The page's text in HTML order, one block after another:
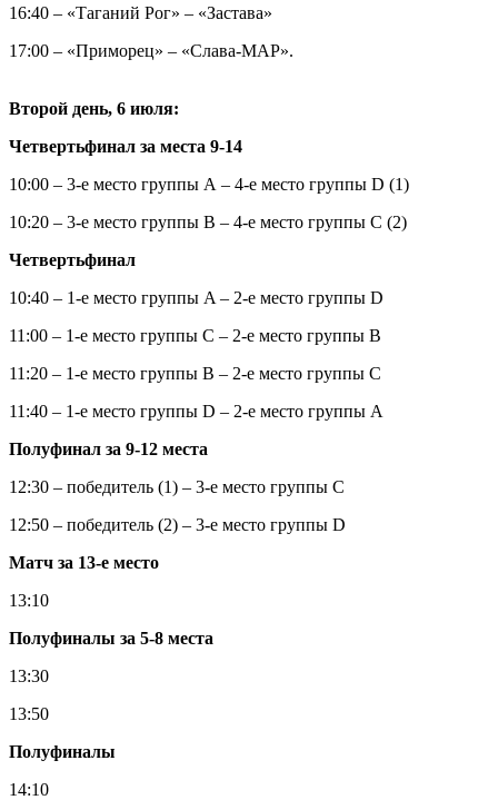
16:40 – «Таганий Рог» – «Застава»
17:00 – «Приморец» – «Слава-МАР».
Второй день, 6 июля:
Четвертьфинал за места 9-14
10:00 – 3-е место группы А – 4-е место группы D (1)
10:20 – 3-е место группы B – 4-е место группы C (2)
Четвертьфинал
10:40 – 1-е место группы A – 2-е место группы D
11:00 – 1-е место группы C – 2-е место группы B
11:20 – 1-е место группы B – 2-е место группы C
11:40 – 1-е место группы D – 2-е место группы A
Полуфинал за 9-12 места
12:30 – победитель (1) – 3-е место группы C
12:50 – победитель (2) – 3-е место группы D
Матч за 13-е место
13:10
Полуфиналы за 5-8 места
13:30
13:50
Полуфиналы
14:10